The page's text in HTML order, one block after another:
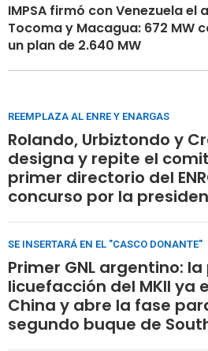
IMPSA firmó con Venezuela el
Tocoma y Macagua: 672 MW
un plan de 2.640 MW
REEMPLAZA AL ENRE Y ENARGAS
Rolando, Urbiztondo y
designa y repite el
primer directorio del
concurso por la
SE INSERTARÁ EN EL "CASCO DONANTE"
Primer GNL argentino:
licuefacción del MKII ya
China y abre la fase
segundo buque de